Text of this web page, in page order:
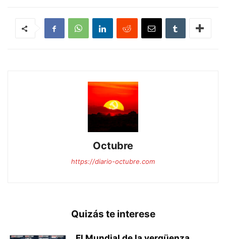
Octubre
https://diario-octubre.com
Quizás te interese